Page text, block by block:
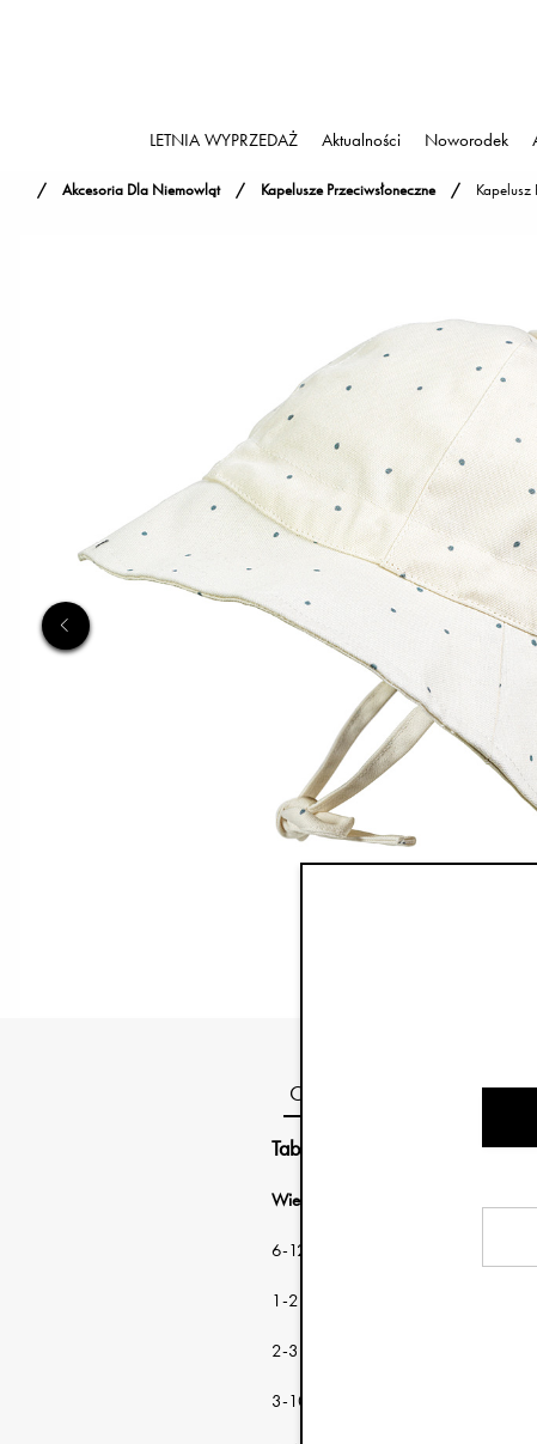
LETNIA WYPRZEDAŻ Aktualności Noworodek
Akcesoria Dla Niemowląt Kapelusze Przeciwsłoneczne Kapelusz
Opis
Tabela rozmiarów:
Wiek: Obwód
6-12 miesięcy 46-48 cm
1-2 lat 48-50 cm
2-3 lat 50-53 cm
3-100 lat 53-56 cm